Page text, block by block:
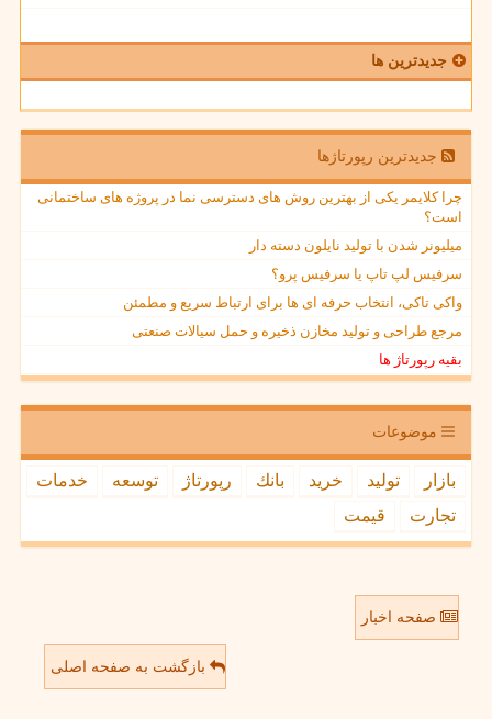
جدیدترین ها
جدیدترین رپورتاژها
چرا کلایمر یکی از بهترین روش های دسترسی نما در پروژه های ساختمانی
است؟
میلیونر شدن با تولید نایلون دسته دار
سرفیس لپ تاپ یا سرفیس پرو؟
واکی تاکی، انتخاب حرفه ای ها برای ارتباط سریع و مطمئن
مرجع طراحی و تولید مخازن ذخیره و حمل سیالات صنعتی
بقیه رپورتاژ ها
موضوعات
بازار تولید خرید بانك رپورتاژ توسعه
خدمات
تجارت
قیمت
صفحه اخبار
بازگشت به صفحه اصلی